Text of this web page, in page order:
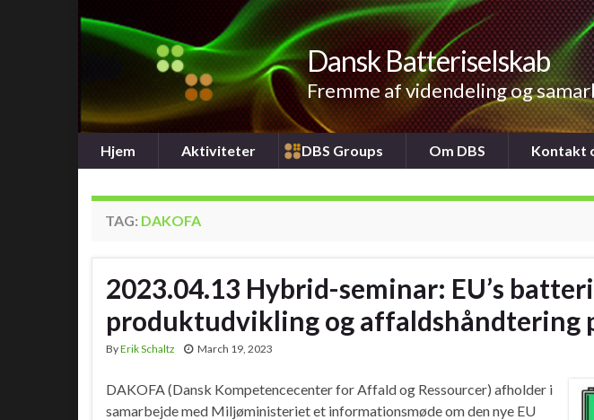
Dansk Batteriselskab
Fremme af videndeling og
Hjem Aktiviteter DBS Groups Om DBS Kontakt
TAG: DAKOFA
2023.04.13 Hybrid-seminar: EU’s
produktudvikling og affaldshåndtering
ByErik Schaltz March 19, 2023
DAKOFA (Dansk Kompetencecenter for Affald og Ressourcer) afholder i
samarbejde med Miljøministeriet et informationsmøde om den nye EU